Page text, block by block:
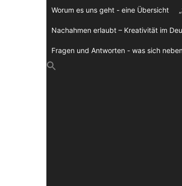
Worum es uns geht - eine Übersicht
Nachahmen erlaubt – Kreativität im
Fragen und Antworten - was sich